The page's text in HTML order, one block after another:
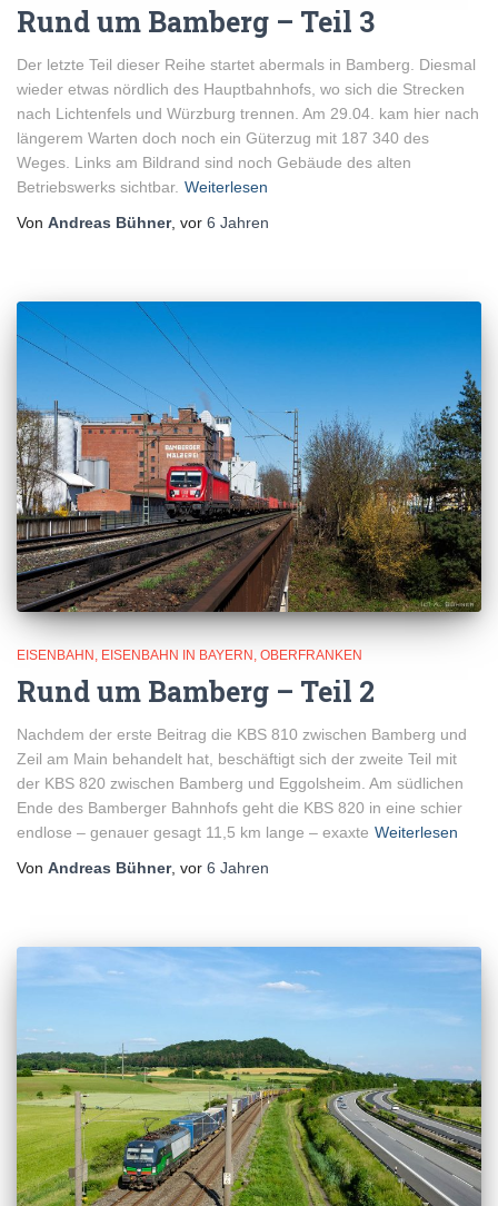
Rund um Bamberg – Teil 3
Der letzte Teil dieser Reihe startet abermals in Bamberg. Diesmal
wieder etwas nördlich des Hauptbahnhofs, wo sich die Strecken
nach Lichtenfels und Würzburg trennen. Am 29.04. kam hier nach
längerem Warten doch noch ein Güterzug mit 187 340 des
Weges. Links am Bildrand sind noch Gebäude des alten
Betriebswerks sichtbar. Weiterlesen
Von Andreas Bühner, vor 6 Jahren
EISENBAHN EISENBAHN IN BAYERN OBERFRANKEN
Rund um Bamberg – Teil 2
Nachdem der erste Beitrag die KBS 810 zwischen Bamberg und
Zeil am Main behandelt hat, beschäftigt sich der zweite Teil mit
der KBS 820 zwischen Bamberg und Eggolsheim. Am südlichen
Ende des Bamberger Bahnhofs geht die KBS 820 in eine schier
endlose – genauer gesagt 11,5 km lange – exaxte Weiterlesen
Von Andreas Bühner, vor 6 Jahren